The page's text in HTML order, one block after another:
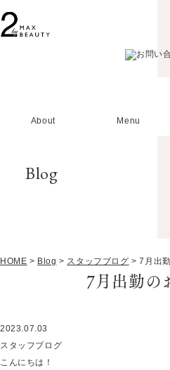
About Menu
Blog
HOME > Blog > スタッフブログ >7月出
7月出勤の
2023.07.03
スタッフブログ
こんにちは！